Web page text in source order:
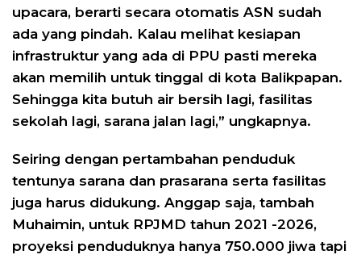
upacara, berarti secara otomatis ASN sudah
ada yang pindah. Kalau melihat kesiapan
infrastruktur yang ada di PPU pasti mereka
akan memilih untuk tinggal di kota Balikpapan.
Sehingga kita butuh air bersih lagi, fasilitas
sekolah lagi, sarana jalan lagi,” ungkapnya.
Seiring dengan pertambahan penduduk
tentunya sarana dan prasarana serta fasilitas
juga harus didukung. Anggap saja, tambah
Muhaimin, untuk RPJMD tahun 2021 -2026,
proyeksi penduduknya hanya 750.000 jiwa tapi